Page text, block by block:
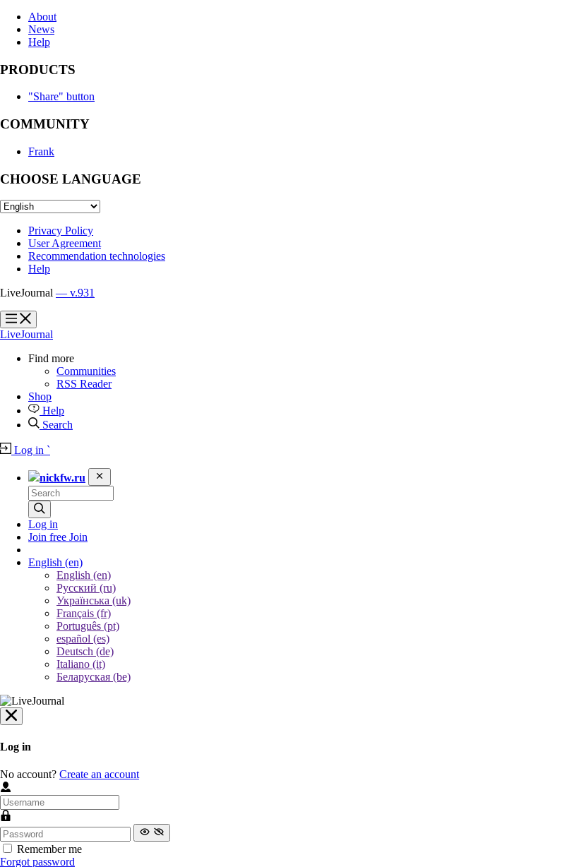
About
News
Help
PRODUCTS
"Share" button
COMMUNITY
Frank
CHOOSE LANGUAGE
Privacy Policy
User Agreement
Recommendation technologies
Help
LiveJournal — v.931
?
?
LiveJournal
Find more
Communities
RSS Reader
Shop
Help
Search
Log in `
nickfw.ru
Log in
Join free Join
English (en)
English (en)
Русский (ru)
Українська (uk)
Français (fr)
Português (pt)
español (es)
Deutsch (de)
Italiano (it)
Беларуская (be)
Log in
No account? Create an account
Remember me
Forgot password